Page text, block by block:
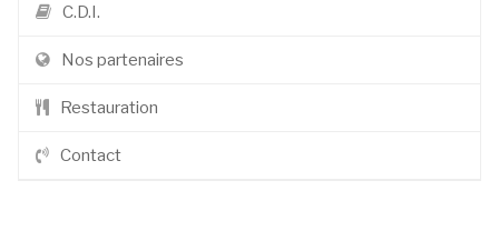
C.D.I.
Nos partenaires
Restauration
Contact